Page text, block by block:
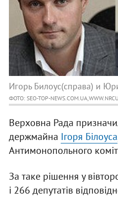
Игорь Билоус(справа) и
ФОТО: SEO-TOP-
Верховна Рада
держмайна Ігоря Білоуса
Антимонопольного
За таке рішення у
і 266 депутатів